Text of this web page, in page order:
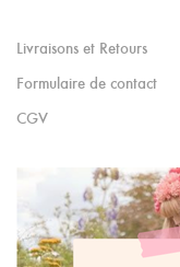
Livraisons et Retours
Formulaire de contact
CGV